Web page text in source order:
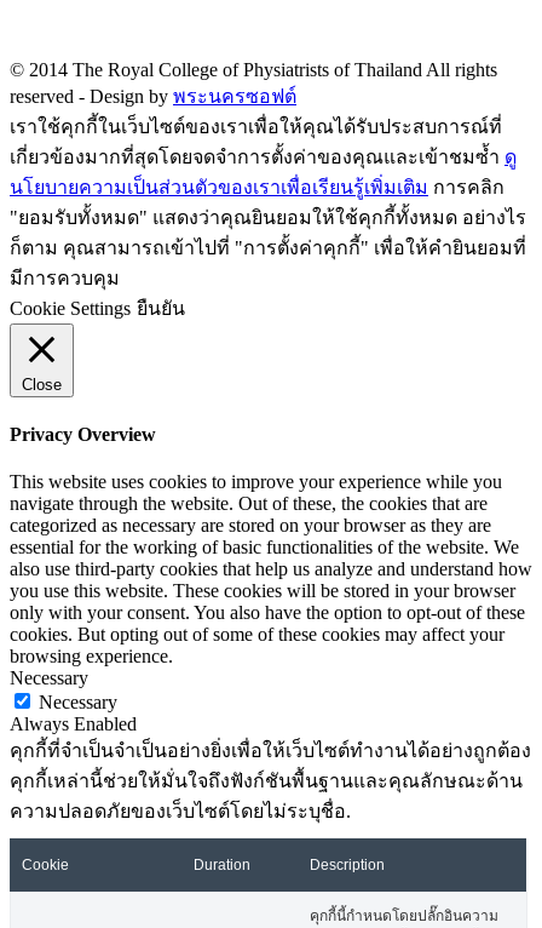
© 2014 The Royal College of Physiatrists of Thailand All rights
reserved - Design by พระนครซอฟต์
เราใช้คุกกี้ในเว็บไซต์ของเราเพื่อให้คุณได้รับประสบการณ์ที่
เกี่ยวข้องมากที่สุดโดยจดจำการตั้งค่าของคุณและเข้าชมซ้ำ ดู
นโยบายความเป็นส่วนตัวของเราเพื่อเรียนรู้เพิ่มเติม การคลิก
"ยอมรับทั้งหมด" แสดงว่าคุณยินยอมให้ใช้คุกกี้ทั้งหมด อย่างไร
ก็ตาม คุณสามารถเข้าไปที่ "การตั้งค่าคุกกี้" เพื่อให้คำยินยอมที่
มีการควบคุม
Cookie Settings ยืนยัน
Close
Privacy Overview
This website uses cookies to improve your experience while you
navigate through the website. Out of these, the cookies that are
categorized as necessary are stored on your browser as they are
essential for the working of basic functionalities of the website. We
also use third-party cookies that help us analyze and understand how
you use this website. These cookies will be stored in your browser
only with your consent. You also have the option to opt-out of these
cookies. But opting out of some of these cookies may affect your
browsing experience.
Necessary
Necessary
Always Enabled
คุกกี้ที่จำเป็นจำเป็นอย่างยิ่งเพื่อให้เว็บไซต์ทำงานได้อย่างถูกต้อง
คุกกี้เหล่านี้ช่วยให้มั่นใจถึงฟังก์ชันพื้นฐานและคุณลักษณะด้าน
ความปลอดภัยของเว็บไซต์โดยไม่ระบุชื่อ.
Cookie Duration Description
คุกกี้นี้กำหนดโดยปลั๊กอินความ